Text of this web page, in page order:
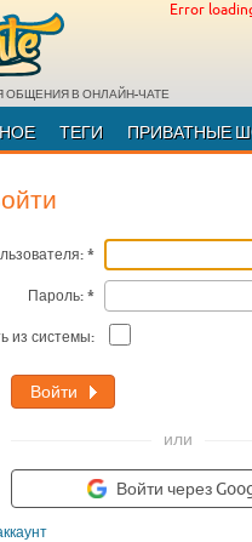
ОБЩЕНИЯ В ОНЛАЙН-ЧАТЕ
Error
ТЕГИ ПРИВАТНЫЕ
Пароль:
из системы:
или
Войти через